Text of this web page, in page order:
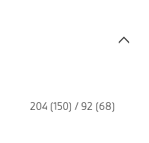
204 (150) / 92 (68)